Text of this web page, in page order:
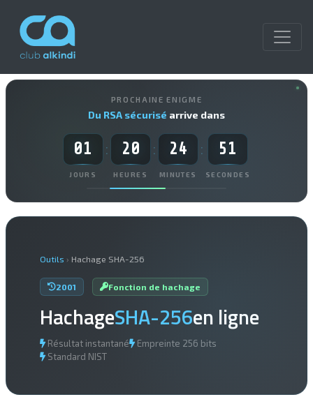
PROCHAINE ENIGME
Du RSA sécurisé arrive dans
01
JOURS
: 20
HEURES
: 24
MINUTES
: 50
SECONDES
Outils › Hachage SHA-256
2001 Fonction de hachage
HachageSHA-256en ligne
Résultat instantané Empreinte 256 bits
Standard NIST